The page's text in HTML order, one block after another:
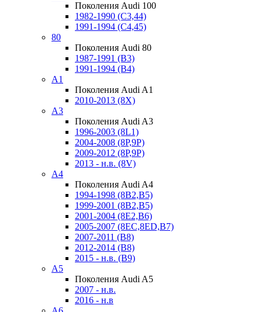
Поколения Audi 100
1982-1990 (С3,44)
1991-1994 (С4,45)
80
Поколения Audi 80
1987-1991 (B3)
1991-1994 (B4)
A1
Поколения Audi A1
2010-2013 (8X)
A3
Поколения Audi A3
1996-2003 (8L1)
2004-2008 (8P,9P)
2009-2012 (8P,9P)
2013 - н.в. (8V)
A4
Поколения Audi A4
1994-1998 (8B2,B5)
1999-2001 (8B2,B5)
2001-2004 (8E2,B6)
2005-2007 (8EC,8ED,B7)
2007-2011 (B8)
2012-2014 (B8)
2015 - н.в. (B9)
A5
Поколения Audi A5
2007 - н.в.
2016 - н.в